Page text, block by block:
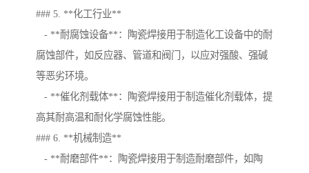
### 5. **化工行业**
- **耐腐蚀设备**：陶瓷焊接用于制造化工设备中的耐
腐蚀部件，如反应器、管道和阀门，以应对强酸、强碱
等恶劣环境。
- **催化剂载体**：陶瓷焊接用于制造催化剂载体，提
高其耐高温和耐化学腐蚀性能。
### 6. **机械制造**
- **耐磨部件**：陶瓷焊接用于制造耐磨部件，如陶